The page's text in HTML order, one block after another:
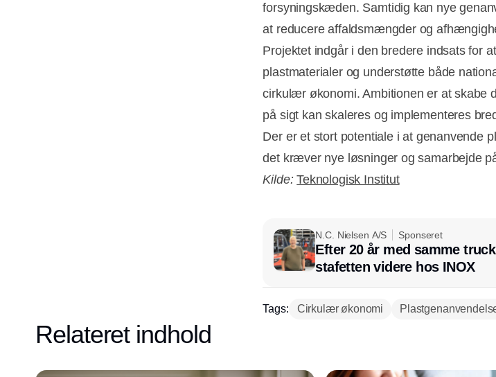
forsyningskæden. Samtidig kan nye
at reducere affaldsmængder og
Projektet indgår i den bredere indsats for
plastmaterialer og understøtte både
cirkulær økonomi. Ambitionen er at skabe
på sigt kan skaleres og implementeres
Der er et stort potentiale i at genanvende
det kræver nye løsninger og samarbejde
Kilde:Teknologisk Institut
N.C. Nielsen A/S Sponseret
Efter 20 år med samme
stafetten videre hos INOX
Tags: Cirkulær økonomi
Relateret indhold